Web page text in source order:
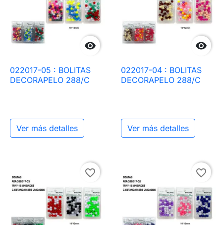

022017-05 : BOLITAS
DECORAPELO 288/C
Ver más detalles

022017-04 : BOLITAS
DECORAPELO 288/C
Ver más detalles
favorite_border favorite_border